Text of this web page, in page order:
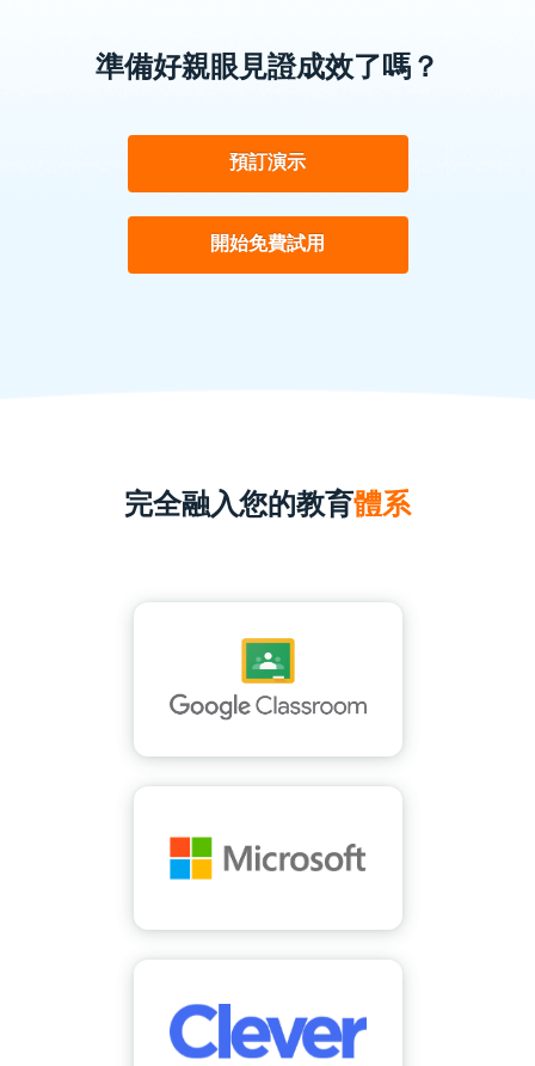
準備好親眼見證成效了嗎？
預訂演示
開始免費試用
完全融入您的教育體系